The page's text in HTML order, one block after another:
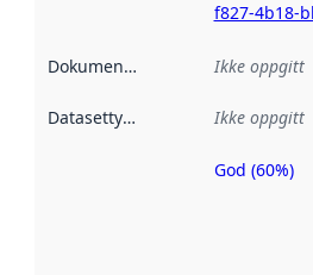
f827-4b18-
Dokumentasjon Ikke oppgitt
Datasettype Ikke oppgitt
Metadatakvalitet
God (60%)